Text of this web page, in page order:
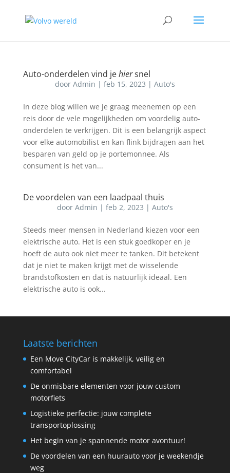
Auto-onderdelen vind jehiersnel
door Admin | feb 15, 2023 | Auto's
In deze blog willen we je graag meenemen op een
reis door de vele mogelijkheden om voordelig auto-
onderdelen te verkrijgen. Dit is een belangrijk aspect
voor elke automobilist en kan flink bijdragen aan het
besparen van geld op je portemonnee. Als
consument is het van...
De voordelen van een laadpaal thuis
door Admin | feb 2, 2023 | Auto's
Steeds meer mensen in Nederland kiezen voor een
elektrische auto. Het is een stuk goedkoper en je
hoeft de auto ook niet meer te tanken. Dit betekent
dat je niet te maken krijgt met de wisselende
brandstofkosten en dat is natuurlijk ideaal. Een
elektrische auto is ook...
Laatste berichten
Een Move CityCar is makkelijk, veilig en
comfortabel
De onmisbare elementen voor jouw custom
motorfiets
Logistieke perfectie: jouw complete
transportoplossing
Het begin van je spannende motor avontuur!
De voordelen van een huurauto voor je weekendje
weg